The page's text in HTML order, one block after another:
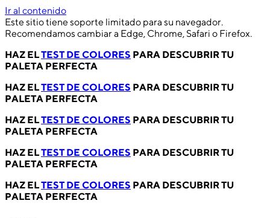
Ir al contenido
Este sitio tiene soporte limitado para su navegador.
Recomendamos cambiar a Edge, Chrome, Safari o Firefox.
HAZ ELTEST DE COLORES PARA DESCUBRIR TU
PALETA PERFECTA
HAZ ELTEST DE COLORES PARA DESCUBRIR TU
PALETA PERFECTA
HAZ ELTEST DE COLORES PARA DESCUBRIR TU
PALETA PERFECTA
HAZ ELTEST DE COLORES PARA DESCUBRIR TU
PALETA PERFECTA
HAZ ELTEST DE COLORES PARA DESCUBRIR TU
PALETA PERFECTA